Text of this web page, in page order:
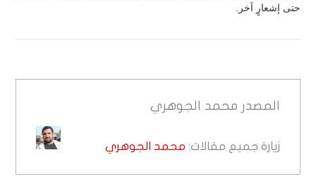
حتى إشعارٍ آخر.
المصدر محمد الجوهري
زيارة جميع مقالات: محمد الجوهري